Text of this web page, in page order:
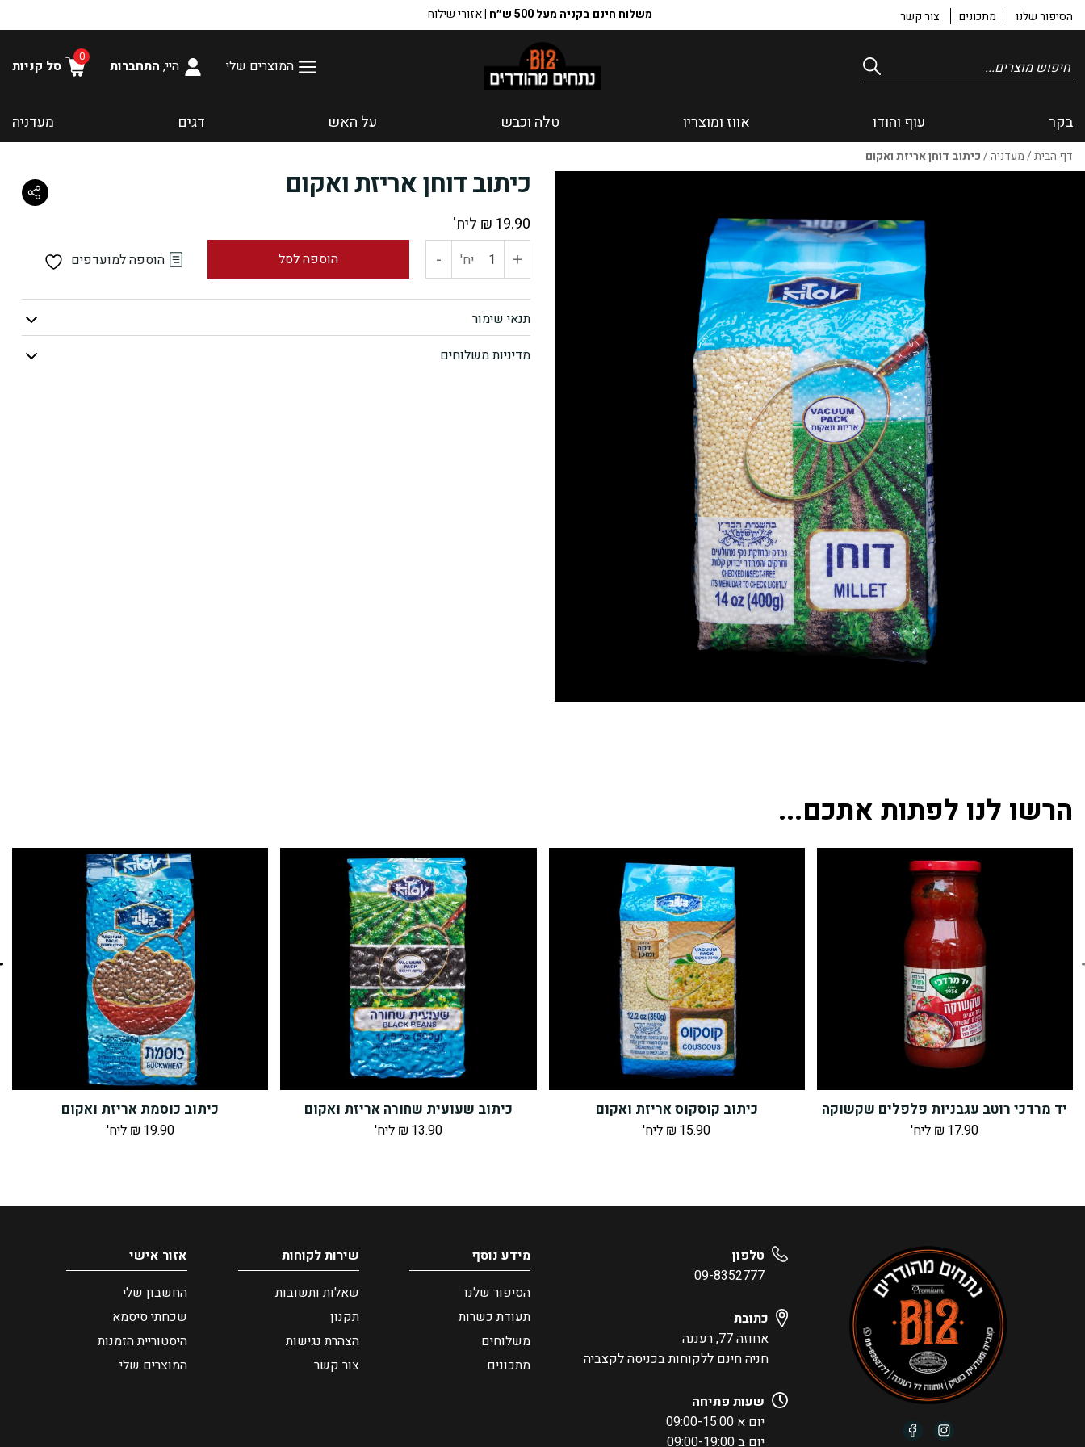
הסיפור שלנו מתכונים צור קשר משלוח חינם בקניה מעל 500 ש״ח | אזורי שילוח
search המוצרים שלי היי, התחברות
0
סל קניות
בקר עוף והודו אווז ומוצריו טלה וכבש על האש דגים מעדניה
דף הבית/מעדניה/כיתוב דוחן אריזת ואקום
כיתוב דוחן אריזת ואקום
₪19.90 ליח'
+ כמות יח' - הוספה לסל הוספה למועדפים
תנאי שימור
מדיניות משלוחים
הרשו לנו לפתות אתכם...
יד מרדכי רוטב עגבניות פלפלים שקשוקה
₪ 17.90 ליח'
כיתוב קוסקוס אריזת ואקום
₪ 15.90 ליח'
כיתוב שעועית שחורה אריזת ואקום
₪ 13.90 ליח'
כיתוב כוסמת אריזת ואקום
₪ 19.90 ליח'
טלפון
09-8352777
כתובת
אחוזה 77, רעננה
חניה חינם ללקוחות בכניסה לקצביה
שעות פתיחה
יום א 09:00-15:00
יום ב 09:00-19:00
מידע נוסף
הסיפור שלנו
תעודת כשרות
משלוחים
מתכונים
שירות לקוחות
שאלות ותשובות
תקנון
הצהרת נגישות
צור קשר
אזור אישי
החשבון שלי
שכחתי סיסמא
היסטוריית הזמנות
המוצרים שלי